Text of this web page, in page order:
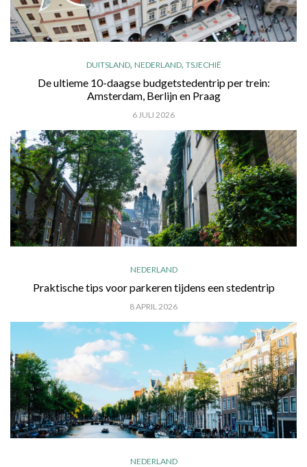
DUITSLAND, NEDERLAND, TSJECHIË
De ultieme 10-daagse budgetstedentrip per trein:
Amsterdam, Berlijn en Praag
6 JULI 2026
NEDERLAND
Praktische tips voor parkeren tijdens een stedentrip
8 APRIL 2026
NEDERLAND